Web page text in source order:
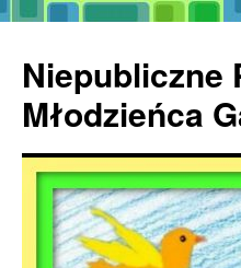
treści
Niepubliczne
Młodzieńca